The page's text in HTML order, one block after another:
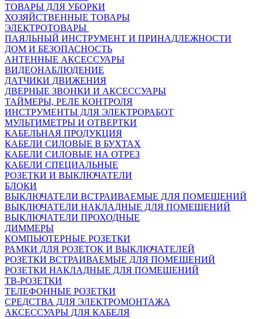
ТОВАРЫ ДЛЯ УБОРКИ
ХОЗЯЙСТВЕННЫЕ ТОВАРЫ
ЭЛЕКТРОТОВАРЫ
ПАЯЛЬНЫЙ ИНСТРУМЕНТ И ПРИНАДЛЕЖНОСТИ
ДОМ И БЕЗОПАСНОСТЬ
АНТЕННЫЕ АКСЕССУАРЫ
ВИДЕОНАБЛЮДЕНИЕ
ДАТЧИКИ ДВИЖЕНИЯ
ДВЕРНЫЕ ЗВОНКИ И АКСЕССУАРЫ
ТАЙМЕРЫ, РЕЛЕ КОНТРОЛЯ
ИНСТРУМЕНТЫ ДЛЯ ЭЛЕКТРОРАБОТ
МУЛЬТИМЕТРЫ И ОТВЕРТКИ
КАБЕЛЬНАЯ ПРОДУКЦИЯ
КАБЕЛИ СИЛОВЫЕ В БУХТАХ
КАБЕЛИ СИЛОВЫЕ НА ОТРЕЗ
КАБЕЛИ СПЕЦИАЛЬНЫЕ
РОЗЕТКИ И ВЫКЛЮЧАТЕЛИ
БЛОКИ
ВЫКЛЮЧАТЕЛИ ВСТРАИВАЕМЫЕ ДЛЯ ПОМЕЩЕНИЙ
ВЫКЛЮЧАТЕЛИ НАКЛАДНЫЕ ДЛЯ ПОМЕЩЕНИЙ
ВЫКЛЮЧАТЕЛИ ПРОХОДНЫЕ
ДИММЕРЫ
КОМПЬЮТЕРНЫЕ РОЗЕТКИ
РАМКИ ДЛЯ РОЗЕТОК И ВЫКЛЮЧАТЕЛЕЙ
РОЗЕТКИ ВСТРАИВАЕМЫЕ ДЛЯ ПОМЕЩЕНИЙ
РОЗЕТКИ НАКЛАДНЫЕ ДЛЯ ПОМЕЩЕНИЙ
ТВ-РОЗЕТКИ
ТЕЛЕФОННЫЕ РОЗЕТКИ
СРЕДСТВА ДЛЯ ЭЛЕКТРОМОНТАЖА
АКСЕССУАРЫ ДЛЯ КАБЕЛЯ